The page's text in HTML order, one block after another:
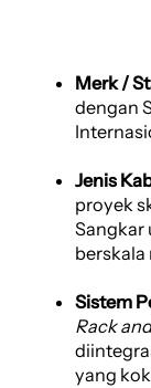
Merk /
dengan
Jenis
proyek
Sangkar
berskala
Sistem
Rack
yang